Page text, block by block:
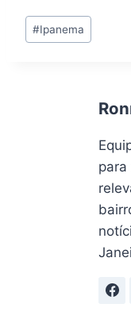
Tags
do
#Ipanema